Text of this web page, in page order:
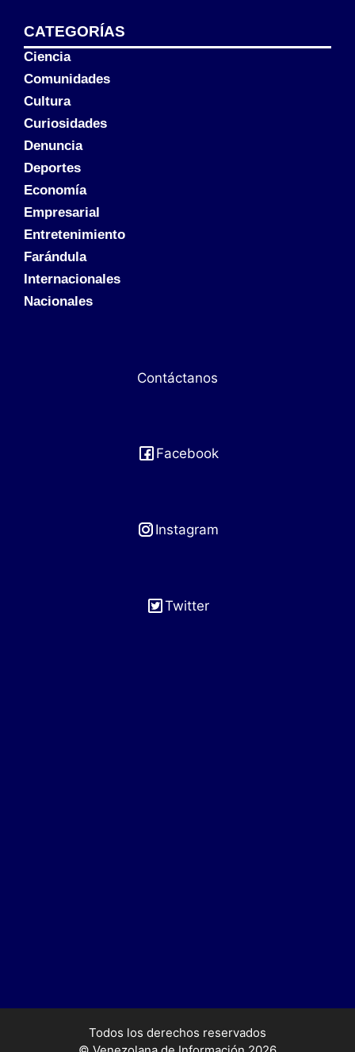
CATEGORÍAS
Ciencia
Comunidades
Cultura
Curiosidades
Denuncia
Deportes
Economía
Empresarial
Entretenimiento
Farándula
Internacionales
Nacionales
Contáctanos
Facebook
Instagram
Twitter
Todos los derechos reservados